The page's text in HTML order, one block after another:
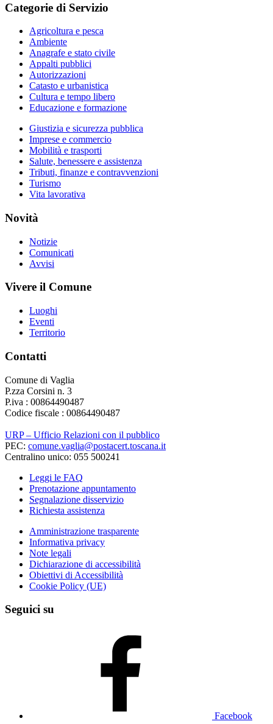
Categorie di Servizio
Agricoltura e pesca
Ambiente
Anagrafe e stato civile
Appalti pubblici
Autorizzazioni
Catasto e urbanistica
Cultura e tempo libero
Educazione e formazione
Giustizia e sicurezza pubblica
Imprese e commercio
Mobilità e trasporti
Salute, benessere e assistenza
Tributi, finanze e contravvenzioni
Turismo
Vita lavorativa
Novità
Notizie
Comunicati
Avvisi
Vivere il Comune
Luoghi
Eventi
Territorio
Contatti
Comune di Vaglia
P.zza Corsini n. 3
P.iva : 00864490487
Codice fiscale : 00864490487
URP – Ufficio Relazioni con il pubblico
PEC: comune.vaglia@postacert.toscana.it
Centralino unico: 055 500241
Leggi le FAQ
Prenotazione appuntamento
Segnalazione disservizio
Richiesta assistenza
Amministrazione trasparente
Informativa privacy
Note legali
Dichiarazione di accessibilità
Obiettivi di Accessibilità
Cookie Policy (UE)
Seguici su
Facebook